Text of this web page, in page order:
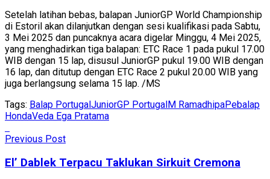
Setelah latihan bebas, balapan JuniorGP World Championship
di Estoril akan dilanjutkan dengan sesi kualifikasi pada Sabtu,
3 Mei 2025 dan puncaknya acara digelar Minggu, 4 Mei 2025,
yang menghadirkan tiga balapan: ETC Race 1 pada pukul 17.00
WIB dengan 15 lap, disusul JuniorGP pukul 19.00 WIB dengan
16 lap, dan ditutup dengan ETC Race 2 pukul 20.00 WIB yang
juga berlangsung selama 15 lap. /MS
Tags: Balap PortugalJuniorGP PortugalM RamadhipaPebalap
HondaVeda Ega Pratama
Previous Post
El’ Dablek Terpacu Taklukan Sirkuit Cremona